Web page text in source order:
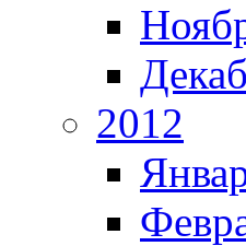
2012